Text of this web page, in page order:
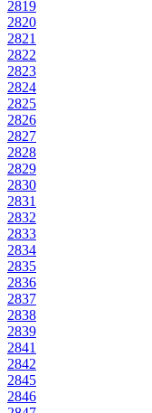
2819
2820
2821
2822
2823
2824
2825
2826
2827
2828
2829
2830
2831
2832
2833
2834
2835
2836
2837
2838
2839
2841
2842
2845
2846